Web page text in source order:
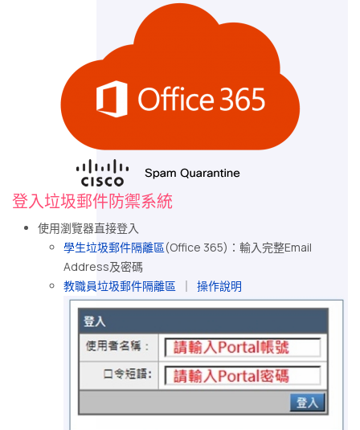
登入垃圾郵件防禦系統
使用瀏覽器直接登入
學生垃圾郵件隔離區(Office 365)：輸入完整Email
Address及密碼
教職員垃圾郵件隔離區 ｜ 操作說明